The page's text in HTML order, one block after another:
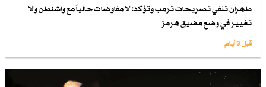
طهران تنفي تصريحات ترمب وتؤكد: لا مفاوضات حالياً مع واشنطن ولا
تغيير في وضع مضيق هرمز
قبل 3 أيام